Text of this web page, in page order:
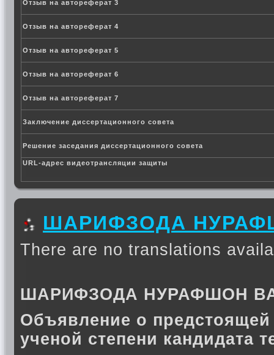
Отзыв на автореферат 3
Отзыв на автореферат 4
Отзыв на автореферат 5
Отзыв на автореферат 6
Отзыв на автореферат 7
Заключение диссертационного совета
Решение заседания диссертационного совета
URL-адрес видеотрансляции защиты
ШАРИФЗОДА
There are no translations
ШАРИФЗОДА НУРАФШОН
Объявление о предстоящей
ученой степени кандидата